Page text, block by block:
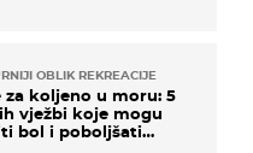
OBLIK REKREACIJE
za koljeno u moru: 5
vježbi koje mogu
bol i poboljšati